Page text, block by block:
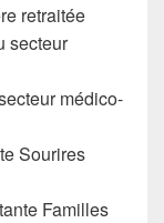
retraitée
secteur
médico-
Sourires
Familles